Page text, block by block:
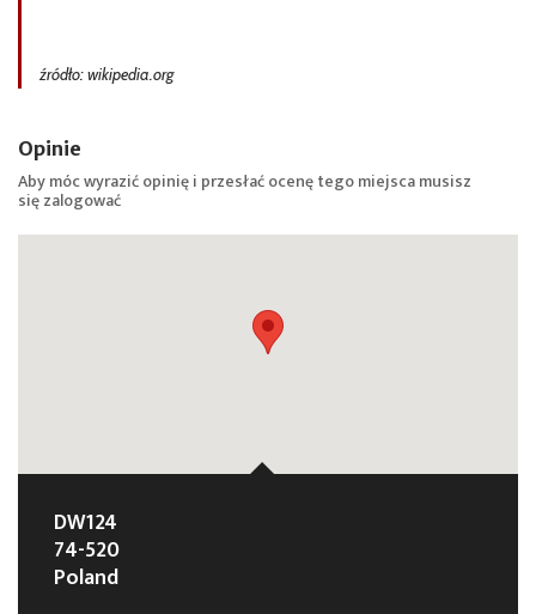
źródło: wikipedia.org
Opinie
Aby móc wyrazić opinię i przesłać ocenę tego miejsca musisz
sięzalogować
DW124
74-520
Poland